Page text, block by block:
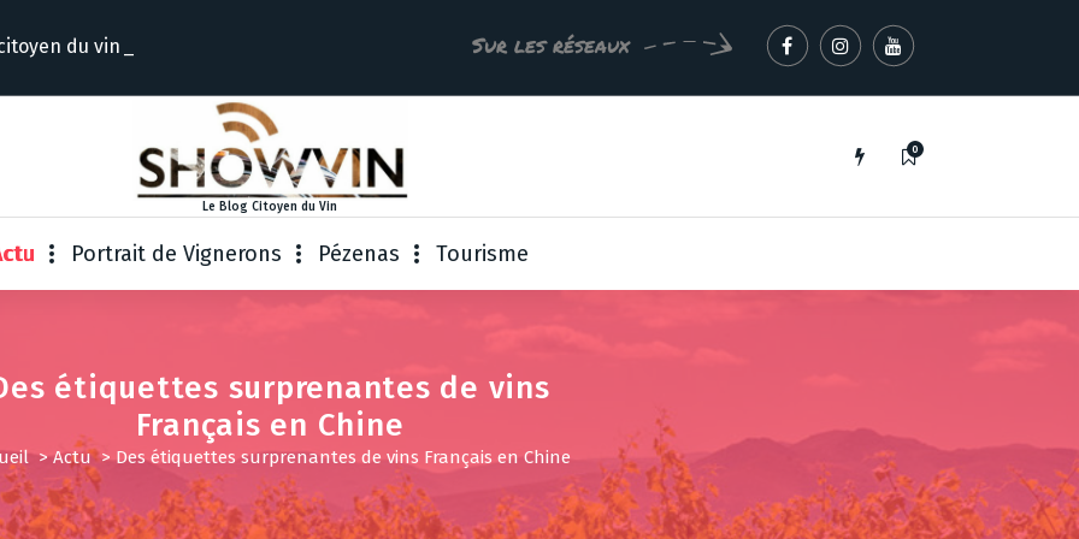
Sur les réseaux
Le Blog Citoyen du Vin
0
Portrait de Vignerons Pézenas Tourisme
étiquettes surprenantes de vins
Français en Chine
>Actu>Des étiquettes surprenantes de vins Français en Chine